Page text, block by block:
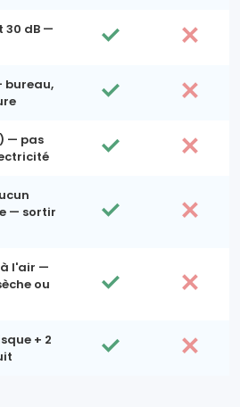
30 dB —
bureau,
— pas
— sortir
l'air —
ou
+ 2